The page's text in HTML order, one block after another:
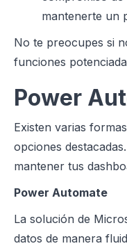
mantenerte un
No te preocupes si
funciones
Power
Existen varias
opciones
mantener tus
Power Automate
La solución de
datos de manera